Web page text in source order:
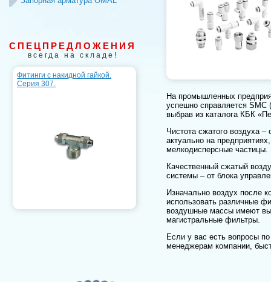
СПЕЦПРЕДЛОЖЕНИЯ
всегда на складе!
Фитинги с накидной гайкой.
Серия 307.
На промышленных
успешно справляется
выбрав из каталога КБК
Чистота сжатого воздуха
актуально на
мелкодисперсные частицы.
Качественный сжатый
системы – от блока
Изначально воздух после
использовать различные
воздушные массы имеют
магистральные фильтры.
Если у вас есть вопросы
менеджерам компании,